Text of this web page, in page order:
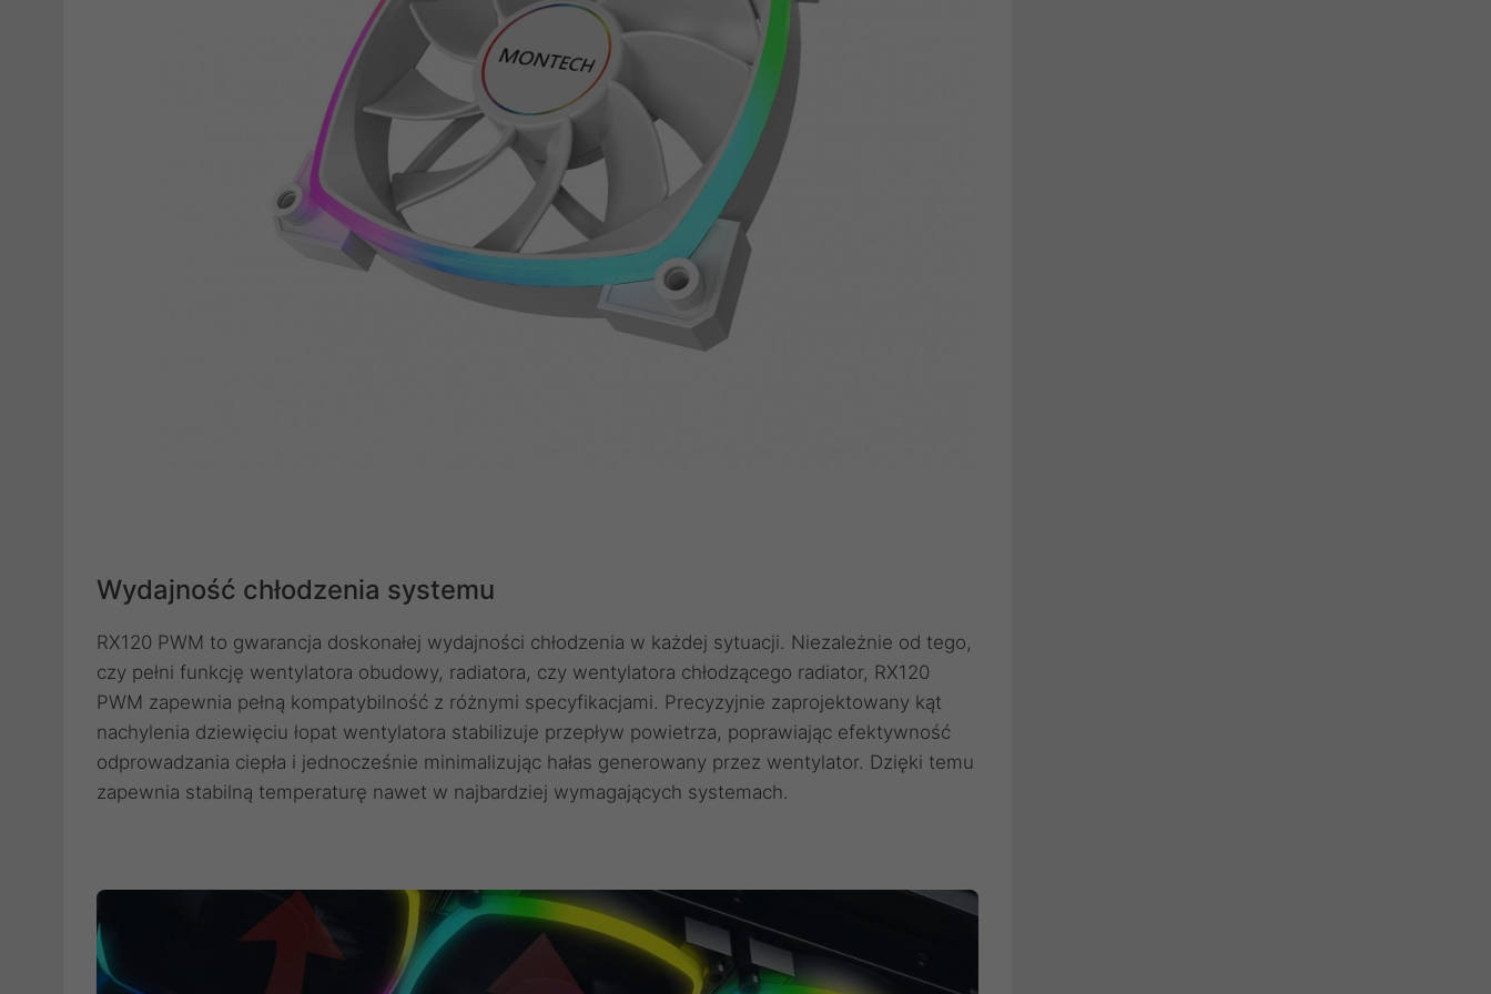
Wydajność chłodzenia systemu
RX120 PWM to gwarancja doskonałej wydajności chłodzenia w każdej sytuacji. Niezależnie od tego,
czy pełni funkcję wentylatora obudowy, radiatora, czy wentylatora chłodzącego radiator, RX120
PWM zapewnia pełną kompatybilność z różnymi specyfikacjami. Precyzyjnie zaprojektowany kąt
nachylenia dziewięciu łopat wentylatora stabilizuje przepływ powietrza, poprawiając efektywność
odprowadzania ciepła i jednocześnie minimalizując hałas generowany przez wentylator. Dzięki temu
zapewnia stabilną temperaturę nawet w najbardziej wymagających systemach.